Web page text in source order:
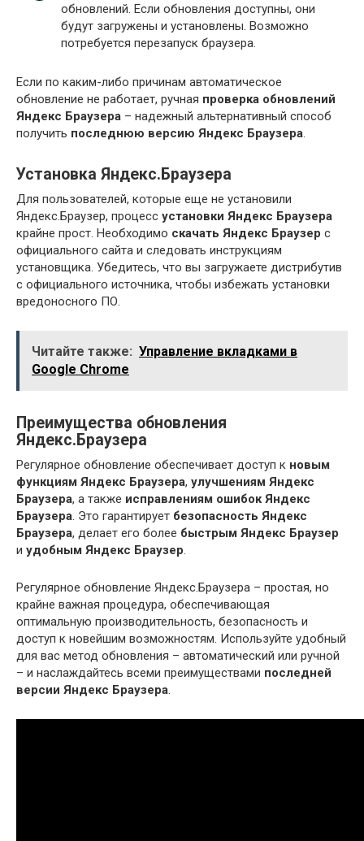
обновлений. Если обновления доступны, они
будут загружены и установлены. Возможно
потребуется перезапуск браузера.
Если по каким-либо причинам автоматическое
обновление не работает, ручная проверка обновлений
Яндекс Браузера – надежный альтернативный способ
получить последнюю версию Яндекс Браузера.
Установка Яндекс.Браузера
Для пользователей, которые еще не установили
Яндекс.Браузер, процесс установки Яндекс Браузера
крайне прост. Необходимо скачать Яндекс Браузер с
официального сайта и следовать инструкциям
установщика. Убедитесь, что вы загружаете дистрибутив
с официального источника, чтобы избежать установки
вредоносного ПО.
Читайте также: Управление вкладками в
Google Chrome
Преимущества обновления
Яндекс.Браузера
Регулярное обновление обеспечивает доступ к новым
функциям Яндекс Браузера, улучшениям Яндекс
Браузера, а также исправлениям ошибок Яндекс
Браузера. Это гарантирует безопасность Яндекс
Браузера, делает его более быстрым Яндекс Браузер
и удобным Яндекс Браузер.
Регулярное обновление Яндекс.Браузера – простая, но
крайне важная процедура, обеспечивающая
оптимальную производительность, безопасность и
доступ к новейшим возможностям. Используйте удобный
для вас метод обновления – автоматический или ручной
– и наслаждайтесь всеми преимуществами последней
версии Яндекс Браузера.